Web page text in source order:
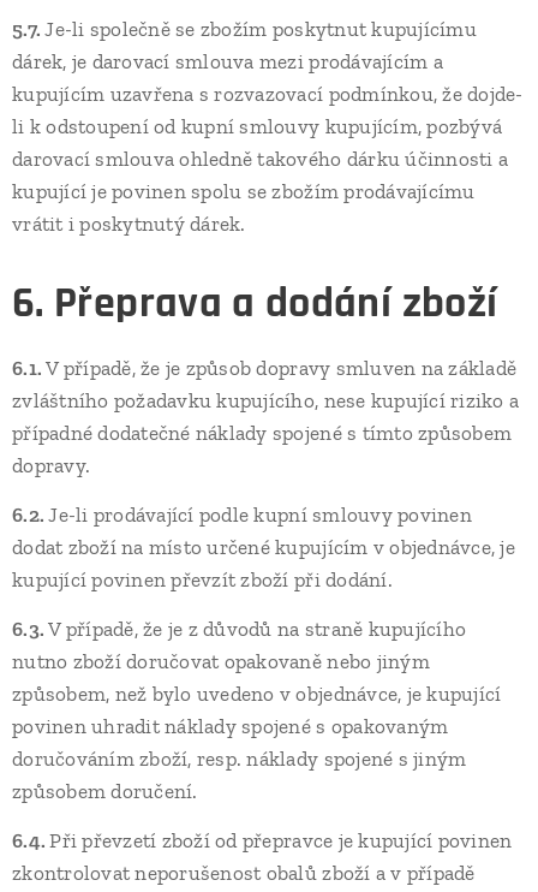
5.7.Je-li společně se zbožím poskytnut kupujícímu
dárek, je darovací smlouva mezi prodávajícím a
kupujícím uzavřena s rozvazovací podmínkou, že dojde-
li k odstoupení od kupní smlouvy kupujícím, pozbývá
darovací smlouva ohledně takového dárku účinnosti a
kupující je povinen spolu se zbožím prodávajícímu
vrátit i poskytnutý dárek.
6. Přeprava a dodání zboží
6.1.V případě, že je způsob dopravy smluven na základě
zvláštního požadavku kupujícího, nese kupující riziko a
případné dodatečné náklady spojené s tímto způsobem
dopravy.
6.2.Je-li prodávající podle kupní smlouvy povinen
dodat zboží na místo určené kupujícím v objednávce, je
kupující povinen převzít zboží při dodání.
6.3.V případě, že je z důvodů na straně kupujícího
nutno zboží doručovat opakovaně nebo jiným
způsobem, než bylo uvedeno v objednávce, je kupující
povinen uhradit náklady spojené s opakovaným
doručováním zboží, resp. náklady spojené s jiným
způsobem doručení.
6.4.Při převzetí zboží od přepravce je kupující povinen
zkontrolovat neporušenost obalů zboží a v případě